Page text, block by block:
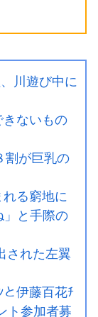
川遊び中に
きないもの
割が巨乳の
る窮地に
」と手際の
された左翼
と伊藤百花ﾁ
ト参加者募